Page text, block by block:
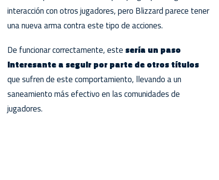
interacción con otros jugadores, pero Blizzard parece tener
una nueva arma contra este tipo de acciones.
De funcionar correctamente, este sería un paso
interesante a seguir por parte de otros títulos
que sufren de este comportamiento, llevando a un
saneamiento más efectivo en las comunidades de
jugadores.